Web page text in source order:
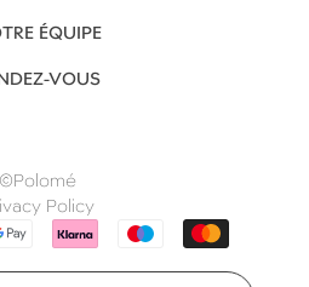
ÉQUIPE
VOUS
©Polomé
Policy